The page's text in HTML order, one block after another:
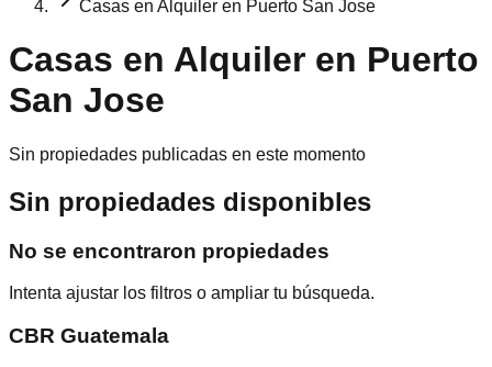
Casas en Alquiler en Puerto San Jose
Casas en Alquiler en Puerto
San Jose
Sin propiedades publicadas en este momento
Sin propiedades disponibles
No se encontraron propiedades
Intenta ajustar los filtros o ampliar tu búsqueda.
CBR Guatemala